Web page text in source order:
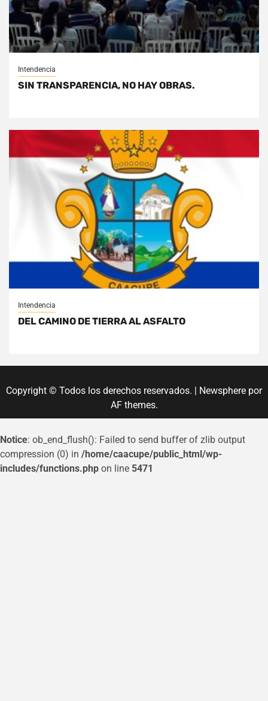
Intendencia
SIN TRANSPARENCIA, NO HAY OBRAS.
Intendencia
DEL CAMINO DE TIERRA AL ASFALTO
Copyright © Todos los derechos reservados. | Newsphere por
AF themes.
Notice: ob_end_flush(): Failed to send buffer of zlib output
compression (0) in /home/caacupe/public_html/wp-
includes/functions.php on line 5471